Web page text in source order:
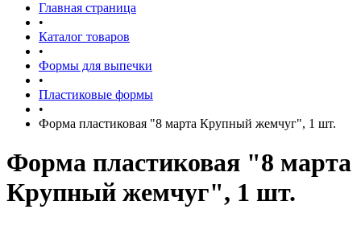
Главная страница
•
Каталог товаров
•
Формы для выпечки
•
Пластиковые формы
•
Форма пластиковая "8 марта Крупный жемчуг", 1 шт.
Форма пластиковая "8 марта
Крупный жемчуг", 1 шт.